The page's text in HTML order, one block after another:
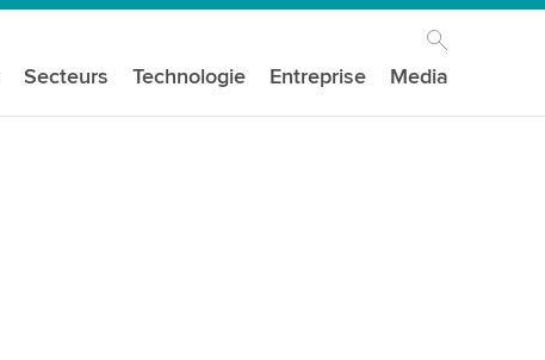
Secteurs Technologie Entreprise Media